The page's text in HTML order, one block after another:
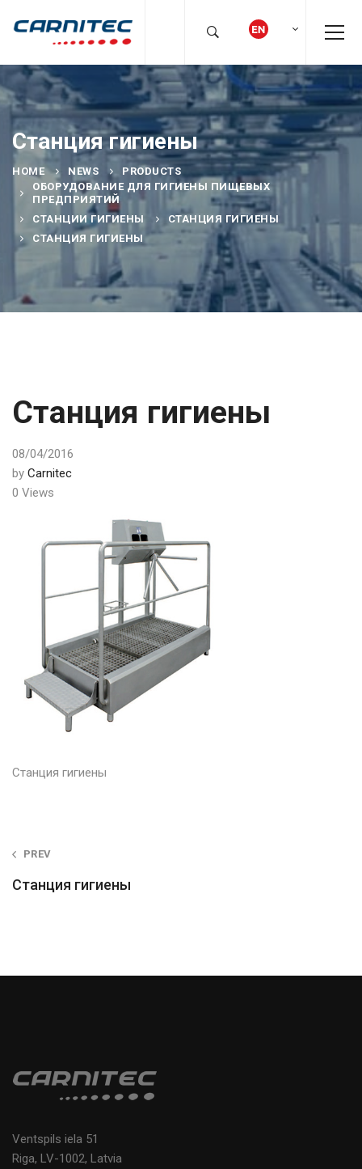
Станция гигиены
HOME NEWS
PRODUCTS
ОБОРУДОВАНИЕ ДЛЯ ГИГИЕНЫ ПИЩЕВЫХ
ПРЕДПРИЯТИЙ
СТАНЦИИ ГИГИЕНЫ
СТАНЦИЯ ГИГИЕНЫ
СТАНЦИЯ ГИГИЕНЫ
Станция гигиены
08/04/2016
by Carnitec
0 Views
Станция гигиены
Post
navigation
PREV
Станция гигиены
Ventspils iela 51
Riga, LV-1002, Latvia